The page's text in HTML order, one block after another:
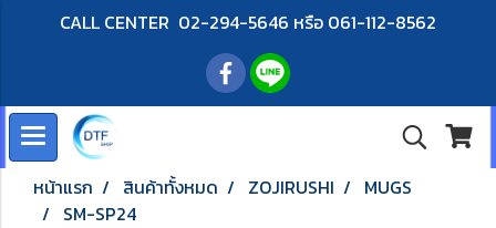
CALL CENTER 02-294-5646 หรือ 061-112-8562
หน้าแรก สินค้าทั้งหมด ZOJIRUSHI
MUGS
SM-SP24